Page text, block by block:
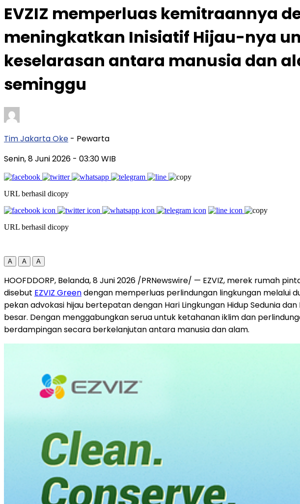
EVZIZ memperluas kemitraannya
meningkatkan Inisiatif Hijau-nya
keselarasan antara manusia dan
seminggu
Tim Jakarta Oke - Pewarta
Senin, 8 Juni 2026 - 03:30 WIB
URL berhasil dicopy
URL berhasil dicopy
A A A
HOOFDDORP, Belanda, 8 Juni 2026 /PRNewswire/ — EZVIZ, merek rumah
disebut EZVIZ Greendengan memperluas perlindungan lingkungan melalui
pekan advokasi hijau bertepatan dengan Hari Lingkungan Hidup Sedunia
besar. Dengan menggabungkan serua untuk ketahanan iklim dan
berdampingan secara berkelanjutan antara manusia dan alam.